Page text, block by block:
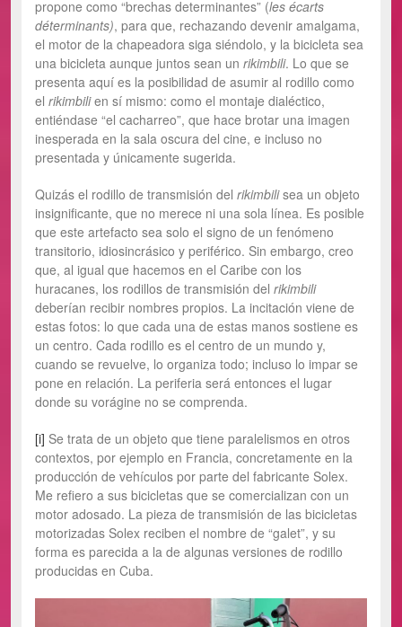
propone como “brechas determinantes” (les écarts
déterminants), para que, rechazando devenir amalgama,
el motor de la chapeadora siga siéndolo, y la bicicleta sea
una bicicleta aunque juntos sean un rikimbili. Lo que se
presenta aquí es la posibilidad de asumir al rodillo como
el rikimbilien sí mismo: como el montaje dialéctico,
entiéndase “el cacharreo”, que hace brotar una imagen
inesperada en la sala oscura del cine, e incluso no
presentada y únicamente sugerida.
Quizás el rodillo de transmisión del rikimbilisea un objeto
insignificante, que no merece ni una sola línea. Es posible
que este artefacto sea solo el signo de un fenómeno
transitorio, idiosincrásico y periférico. Sin embargo, creo
que, al igual que hacemos en el Caribe con los
huracanes, los rodillos de transmisión del rikimbili
deberían recibir nombres propios. La incitación viene de
estas fotos: lo que cada una de estas manos sostiene es
un centro. Cada rodillo es el centro de un mundo y,
cuando se revuelve, lo organiza todo; incluso lo impar se
pone en relación. La periferia será entonces el lugar
donde su vorágine no se comprenda.
[i] Se trata de un objeto que tiene paralelismos en otros
contextos, por ejemplo en Francia, concretamente en la
producción de vehículos por parte del fabricante Solex.
Me refiero a sus bicicletas que se comercializan con un
motor adosado. La pieza de transmisión de las bicicletas
motorizadas Solex reciben el nombre de “galet”, y su
forma es parecida a la de algunas versiones de rodillo
producidas en Cuba.